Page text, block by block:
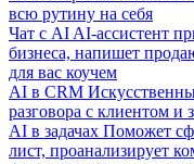
всю рутину на себя
Чат с AI AI-ассистент
бизнеса, напишет
для вас коучем
AI в CRM
разговора с клиентом и
AI в задачах Поможет
лист, проанализирует